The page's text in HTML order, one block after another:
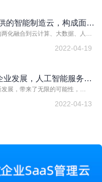
的智能制造云，构成面向
解决方案
化融合到云计算、大数据、人工
新机遇，携手智能制造云，探索
2022-04-19
业发展，人工智能服务云
级
展，带来了无限的可能性，
始逐渐落地到各个场景下，对于
2022-04-13